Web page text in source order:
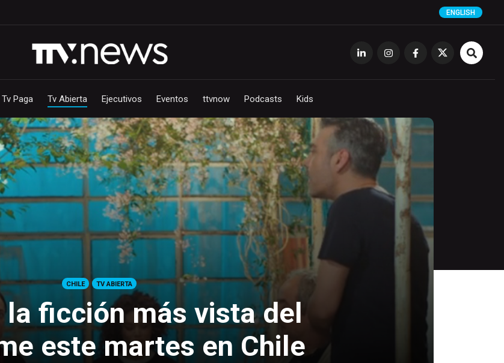
ENGLISH
Tv Paga Tv Abierta Ejecutivos Eventos ttvnow Podcasts Kids
CHILE TV ABIERTA
la ficción más vista del
este martes en Chile